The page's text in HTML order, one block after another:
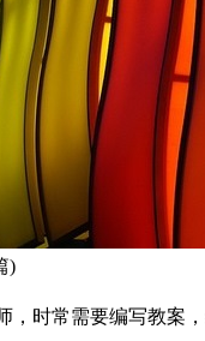
)
，时常需要编写教案